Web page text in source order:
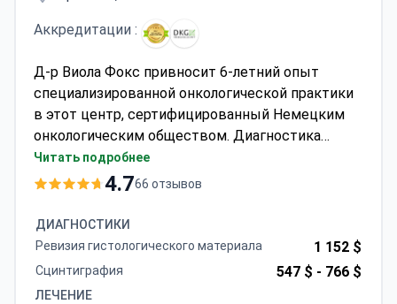
Аккредитации :
Д-р Виола Фокс привносит 6-летний опыт
специализированной онкологической практики
в этот центр, сертифицированный Немецким
онкологическим обществом. Диагностика
может стоить от 390 долларов за
тонкоигольную биопсию, а ПЭТ-КТ — около
1390 долларов за сеанс, а лучевая терапия — 13
870 долларов. Пакеты «все включено»,
включающие 21-дневное пребывание в
Читать подробнее
4.766 отзывов
ДИАГНОСТИКИ
Ревизия гистологического материала
1 152 $
Сцинтиграфия 547 $ - 766 $
ЛЕЧЕНИЕ